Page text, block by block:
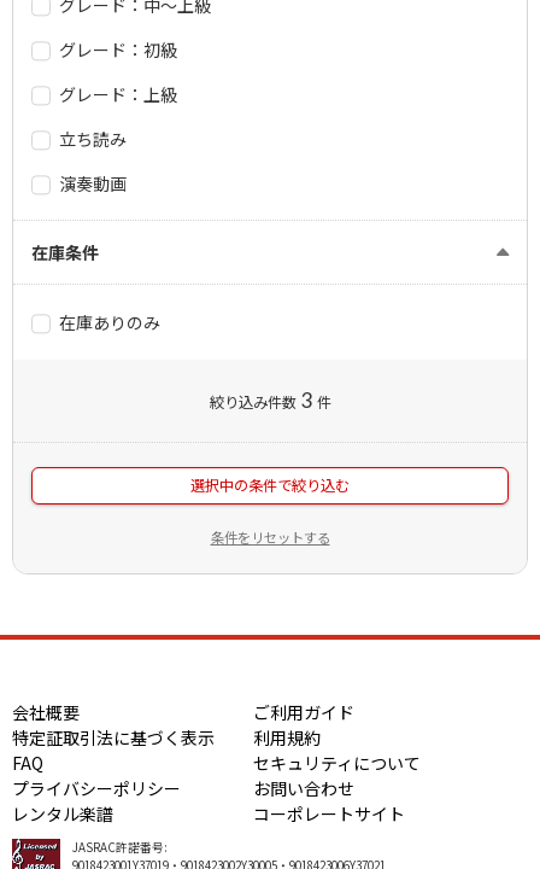
グレード：初級
グレード：上級
立ち読み
演奏動画
在庫条件
在庫ありのみ
絞り込み件数 3 件
選択中の条件で絞り込む
条件をリセットする
会社概要
ご利用ガイド
特定証取引法に基づく表示
利用規約
FAQ
セキュリティについて
プライバシーポリシー
お問い合わせ
レンタル楽譜
コーポレートサイト
JASRAC許諾番号:
9018423001Y37019・9018423002Y30005・9018423006Y37021